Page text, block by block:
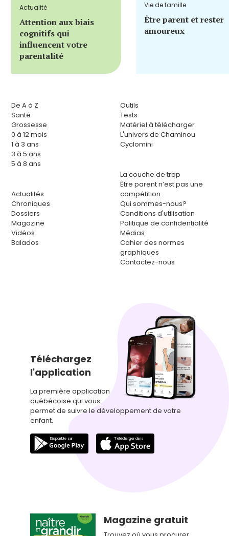
Actualité
Attention aux biais
cognitifs qui
influencent votre
parentalité
Vie de famille
Être parent et rester
amoureux
De A à Z
Santé
Grossesse
0 à 12 mois
1 à 3 ans
3 à 5 ans
5 à 8 ans
Actualités
Chroniques
Dossiers
Magazine
Vidéos
Balados
Outils
Tests
Matériel à télécharger
L'univers de Chaminou
Cyclomini
La couche de trop
Être parent n’est pas une
compétition
Qui sommes-nous?
Conditions d'utilisation
Politique de confidentialité
Médias
Cahier des normes
graphiques
Contactez-nous
Téléchargez
l'application
La première application
québécoise qui vous
permet de suivre le développement de votre
enfant.
Magazine gratuit